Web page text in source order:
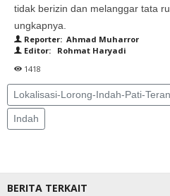
tidak berizin dan melanggar tata
ungkapnya.
Reporter: Ahmad Muharror
Editor: Rohmat Haryadi
1418
Lokalisasi-Lorong-Indah-Pati-
Indah
BERITA TERKAIT